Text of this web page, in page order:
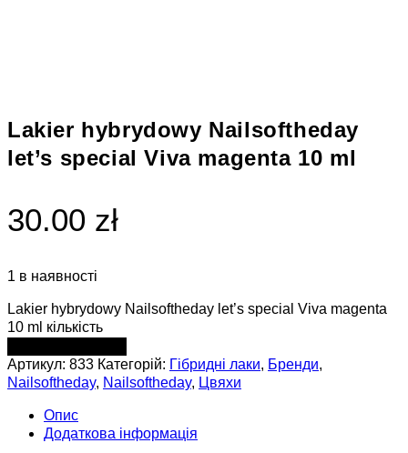
Lakier hybrydowy Nailsoftheday
let’s special Viva magenta 10 ml
30.00 zł
1 в наявності
Lakier hybrydowy Nailsoftheday let’s special Viva magenta
10 ml кількість
Артикул: 833 Категорій: Гібридні лаки, Бренди,
Nailsoftheday, Nailsoftheday, Цвяхи
Опис
Додаткова інформація